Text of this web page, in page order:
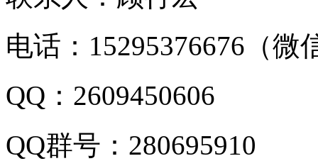
电话：15295376676（微
QQ：2609450606
QQ群号：280695910